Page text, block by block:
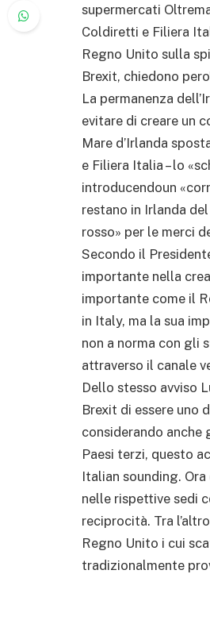
supermercati
Coldiretti e Filiera
Regno Unito sulla
Brexit, chiedono
La permanenza
evitare di creare un
Mare d’Irlanda
e Filiera Italia – lo
introducendoun
restano in Irlanda
rosso» per le merci
Secondo il
importante nella
importante come il
in Italy, ma la sua
non a norma con gli
attraverso il canale
Dello stesso avviso
Brexit di essere uno
considerando
Paesi terzi, questo
Italian sounding.
nelle rispettive sedi
reciprocità. Tra
Regno Unito i cui
tradizionalmente